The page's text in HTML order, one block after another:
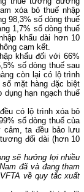
xóa bỏ thuế nhập
98,3% số dòng thuế
1,7% số dòng thuế
khẩu dài hơn 10
cam kết.
khẩu đối với 66%
số dòng thuế sau
còn lại có lộ trình
mặt hàng đặc biệt
hạn ngạch thuế
có lộ trình xóa bỏ
số dòng thuế của
ta đều bảo lưu
đối dài (hơn 10
sẽ hưởng lợi nhiều
đã và đang tham
về quy tắc xuất